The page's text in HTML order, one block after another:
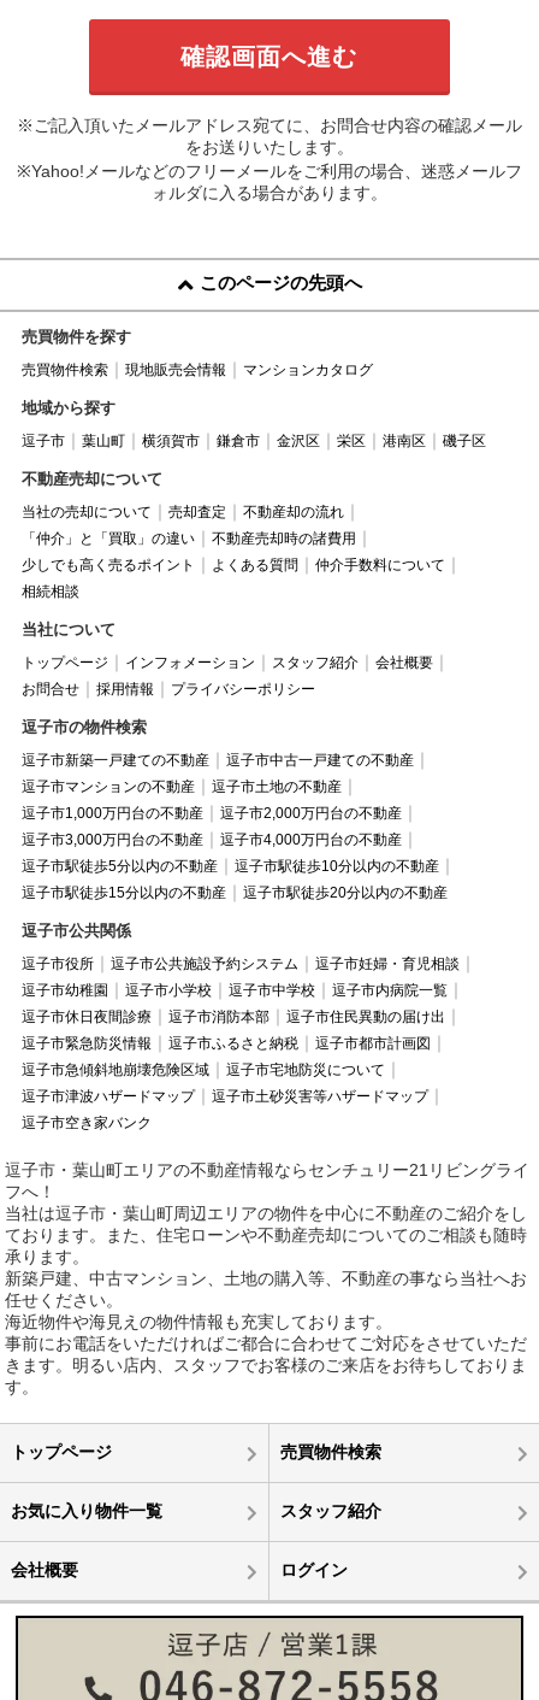
※ご記入頂いたメールアドレス宛てに、お問合せ内容の確認メール
をお送りいたします。
※Yahoo!メールなどのフリーメールをご利用の場合、迷惑メールフ
ォルダに入る場合があります。
このページの先頭へ
売買物件を探す
売買物件検索 現地販売会情報 マンションカタログ
地域から探す
逗子市 葉山町 横須賀市 鎌倉市 金沢区 栄区 港南区 磯子区
不動産売却について
当社の売却について 売却査定
不動産却の流れ
「仲介」と「買取」の違い
不動産売却時の諸費用
少しでも高く売るポイント
よくある質問
仲介手数料について
相続相談
当社について
トップページ インフォメーション スタッフ紹介
会社概要
お問合せ
採用情報 プライバシーポリシー
逗子市の物件検索
逗子市新築一戸建ての不動産
逗子市中古一戸建ての不動産
逗子市マンションの不動産
逗子市土地の不動産
逗子市1,000万円台の不動産
逗子市2,000万円台の不動産
逗子市3,000万円台の不動産
逗子市4,000万円台の不動産
逗子市駅徒歩5分以内の不動産
逗子市駅徒歩10分以内の不動産
逗子市駅徒歩15分以内の不動産
逗子市駅徒歩20分以内の不動産
逗子市公共関係
逗子市役所 逗子市公共施設予約システム
逗子市妊婦・育児相談
逗子市幼稚園
逗子市小学校 逗子市中学校
逗子市内病院一覧
逗子市休日夜間診療
逗子市消防本部
逗子市住民異動の届け出
逗子市緊急防災情報
逗子市ふるさと納税
逗子市都市計画図
逗子市急傾斜地崩壊危険区域
逗子市宅地防災について
逗子市津波ハザードマップ
逗子市土砂災害等ハザードマップ
逗子市空き家バンク
逗子市・葉山町エリアの不動産情報ならセンチュリー21リビングライ
フへ！
当社は逗子市・葉山町周辺エリアの物件を中心に不動産のご紹介をし
ております。また、住宅ローンや不動産売却についてのご相談も随時
承ります。
新築戸建、中古マンション、土地の購入等、不動産の事なら当社へお
任せください。
海近物件や海見えの物件情報も充実しております。
事前にお電話をいただければご都合に合わせてご対応をさせていただ
きます。明るい店内、スタッフでお客様のご来店をお待ちしておりま
す。
トップページ 売買物件検索
お気に入り物件一覧 スタッフ紹介
会社概要 ログイン